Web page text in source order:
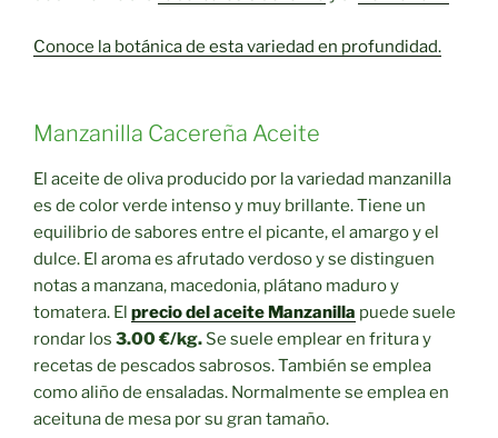
Conoce la botánica de esta variedad en profundidad.
Manzanilla Cacereña Aceite
El aceite de oliva producido por la variedad manzanilla
es de color verde intenso y muy brillante. Tiene un
equilibrio de sabores entre el picante, el amargo y el
dulce. El aroma es afrutado verdoso y se distinguen
notas a manzana, macedonia, plátano maduro y
tomatera. El precio del aceite Manzanilla puede suele
rondar los 3.00 €/kg. Se suele emplear en fritura y
recetas de pescados sabrosos. También se emplea
como aliño de ensaladas. Normalmente se emplea en
aceituna de mesa por su gran tamaño.